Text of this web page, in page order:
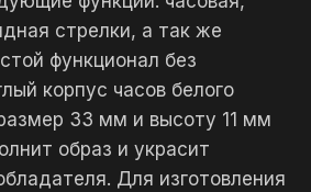
стрелки, а так же
функционал без
корпус часов белого
33 мм и высоту 11 мм
образ и украсит
Для изготовления